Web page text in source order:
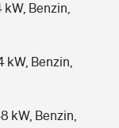
Benzin,
kW, Benzin,
kW, Benzin,